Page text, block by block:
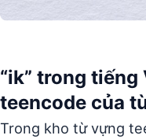
“ik” trong
teencode của
Trong kho từ vựng